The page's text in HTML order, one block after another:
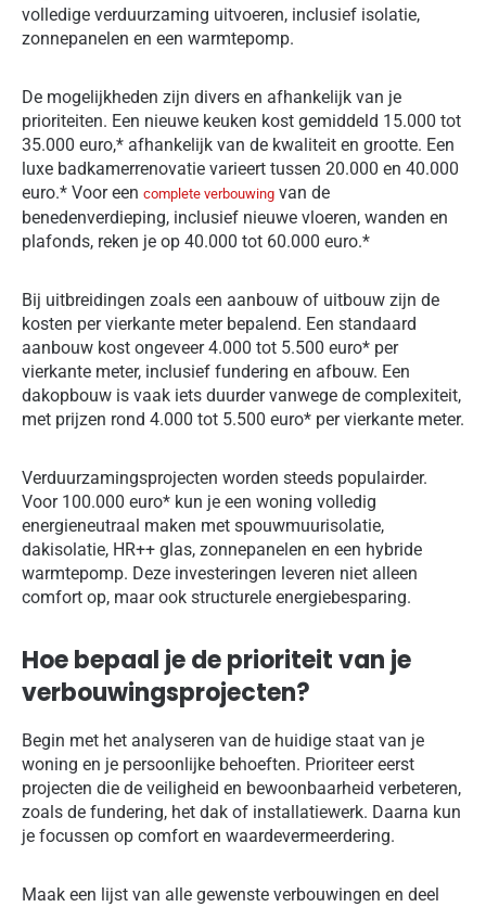
volledige verduurzaming uitvoeren, inclusief isolatie,
zonnepanelen en een warmtepomp.
De mogelijkheden zijn divers en afhankelijk van je
prioriteiten. Een nieuwe keuken kost gemiddeld 15.000 tot
35.000 euro,* afhankelijk van de kwaliteit en grootte. Een
luxe badkamerrenovatie varieert tussen 20.000 en 40.000
euro.* Voor een complete verbouwing van de
benedenverdieping, inclusief nieuwe vloeren, wanden en
plafonds, reken je op 40.000 tot 60.000 euro.*
Bij uitbreidingen zoals een aanbouw of uitbouw zijn de
kosten per vierkante meter bepalend. Een standaard
aanbouw kost ongeveer 4.000 tot 5.500 euro* per
vierkante meter, inclusief fundering en afbouw. Een
dakopbouw is vaak iets duurder vanwege de complexiteit,
met prijzen rond 4.000 tot 5.500 euro* per vierkante meter.
Verduurzamingsprojecten worden steeds populairder.
Voor 100.000 euro* kun je een woning volledig
energieneutraal maken met spouwmuurisolatie,
dakisolatie, HR++ glas, zonnepanelen en een hybride
warmtepomp. Deze investeringen leveren niet alleen
comfort op, maar ook structurele energiebesparing.
Hoe bepaal je de prioriteit van je
verbouwingsprojecten?
Begin met het analyseren van de huidige staat van je
woning en je persoonlijke behoeften. Prioriteer eerst
projecten die de veiligheid en bewoonbaarheid verbeteren,
zoals de fundering, het dak of installatiewerk. Daarna kun
je focussen op comfort en waardevermeerdering.
Maak een lijst van alle gewenste verbouwingen en deel